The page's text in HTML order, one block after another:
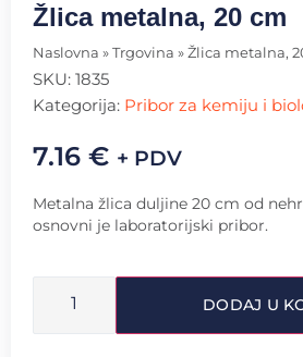
Žlica metalna, 20 cm
Naslovna » Trgovina » Žlica metalna,
SKU: 1835
Kategorija: Pribor za kemiju i
7.16 € + PDV
Metalna žlica duljine 20 cm od
osnovni je laboratorijski pribor.
DODAJ U